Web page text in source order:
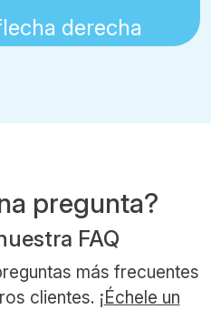
pregunta?
FAQ
más frecuentes
clientes. ¡Échele un